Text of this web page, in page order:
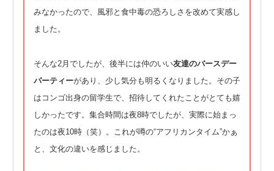
みなかったので、風邪と食中毒の恐ろしさを改めて実感し
ました。
そんな2月でしたが、後半には仲のいい友達のバースデー
パーティーがあり、少し気分も明るくなりました。その子
はコンゴ出身の留学生で、招待してくれたことがとても嬉
しかったです。集合時間は夜8時でしたが、実際に始まっ
たのは夜10時（笑）。これが噂の“アフリカンタイム”かぁ
と、文化の違いを感じました。